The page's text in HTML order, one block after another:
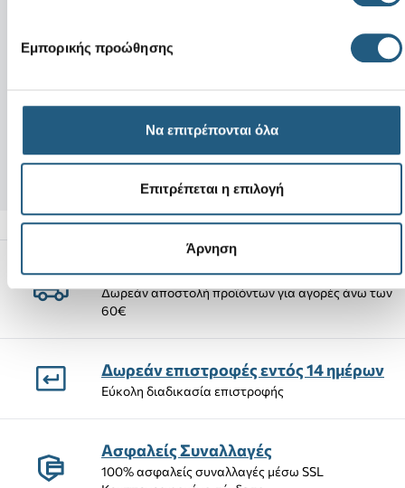
Εμπορικής προώθησης
Να επιτρέπονται όλα
Επιτρέπεται η επιλογή
Άρνηση
Νέο
Yukon Vista II
Αποστολές Προϊόντων
Δωρεάν αποστολή προϊόντων για αγορές άνω των
60€
Δωρεάν επιστροφές εντός 14 ημέρων
Εύκολη διαδικασία επιστροφής
Ασφαλείς Συναλλαγές
100% ασφαλείς συναλλαγές μέσω SSL